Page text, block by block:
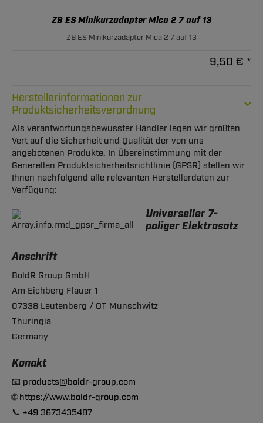
ZB ES Minikurzadapter Mica 2 7 auf 13
ZB ES Minikurzadapter Mica 2 7 auf 13
9,50 € *
Herstellerinformationen zur
Produktsicherheitsverordnung
Als verantwortungsbewusster Händler legen wir größten
Vert auf die Sicherheit und Qualität der von uns
angebotenen Produkte. In Übereinstimmung mit der
Generellen Produktsicherheitsrichtlinie (GPSR) stellen wir
Ihnen nachfolgend alle relevanten Herstellerdaten zur
Verfügung:
Universeller 7-
poliger Elektrosatz
Anschrift
BoldR Group GmbH
Am Eichberg Flauer 1
07338 Leutenberg / OT Munschwitz
Thuringia
Germany
Konakt
📧 products@boldr-group.com
🌐https://www.boldr-group.com
📞 +49 3673435487